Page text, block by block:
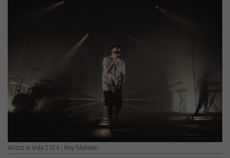
Alizzz al Vida 2024 | Ray Molinari